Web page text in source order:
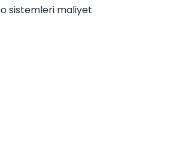
sistemleri maliyet